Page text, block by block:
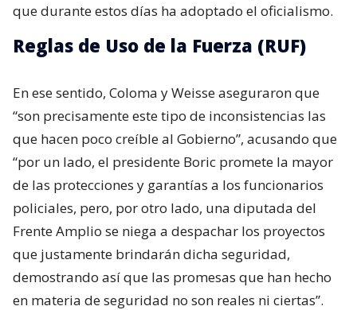
que durante estos días ha adoptado el oficialismo.
Reglas de Uso de la Fuerza (RUF)
En ese sentido, Coloma y Weisse aseguraron que
“son precisamente este tipo de inconsistencias las
que hacen poco creíble al Gobierno”, acusando que
“por un lado, el presidente Boric promete la mayor
de las protecciones y garantías a los funcionarios
policiales, pero, por otro lado, una diputada del
Frente Amplio se niega a despachar los proyectos
que justamente brindarán dicha seguridad,
demostrando así que las promesas que han hecho
en materia de seguridad no son reales ni ciertas”.